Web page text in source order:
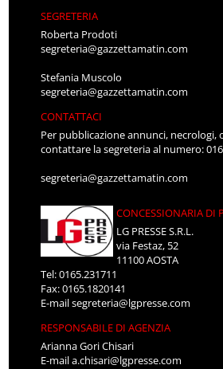
SEGRETERIA
Roberta Prodoti
segreteria@gazzettamatin.com
Stefania Muscolo
segreteria@gazzettamatin.com
CONTATTACI
Per pubblicazione annunci, necrologi,
contattare la segreteria al numero:
segreteria@gazzettamatin.com
CONCESSIONARIA DI
LG PRESSE S.R.L.
via Festaz, 52
11100 AOSTA
Tel: 0165.231711
Fax: 0165.1820141
E-mailsegreteria@lgpresse.com
RESPONSABILE DI AGENZIA
Arianna Gori Chisari
E-maila.chisari@lgpresse.com